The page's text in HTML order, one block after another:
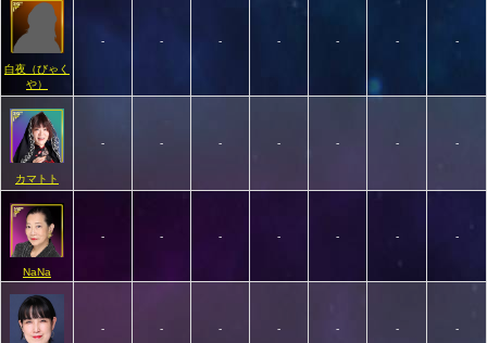
白夜（びゃく
や）
- - - - - - -
カマトト
- - - - - - -
NaNa
- - - - - - -
- - - - - - -